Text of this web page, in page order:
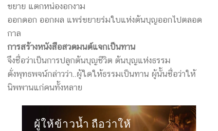
ขยาย แตกหน่องอกงาม
ออกดอก ออกผล แพร่ขยายร่มใบแห่งต้นบุญออกไปตลอด
กาล
การสร้างหนังสือสวดมนต์แจกเป็นทาน
จึงชื่อว่าเป็นการปลูกต้นบุญชีวิต ต้นบุญแห่งธรรม
ดั่งพุทธพจน์กล่าวว่า..ผู้ใดให้ธรรมเป็นทาน ผู้นั้นชื่อว่าให้
นิพพานแก่คนทั้งหลาย
ผู้ให้ข้าวน้ำ ถือว่าให้